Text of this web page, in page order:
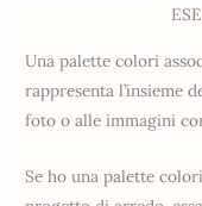
Una palette colori
rappresenta l’insieme
foto o alle immagini
Se ho una palette